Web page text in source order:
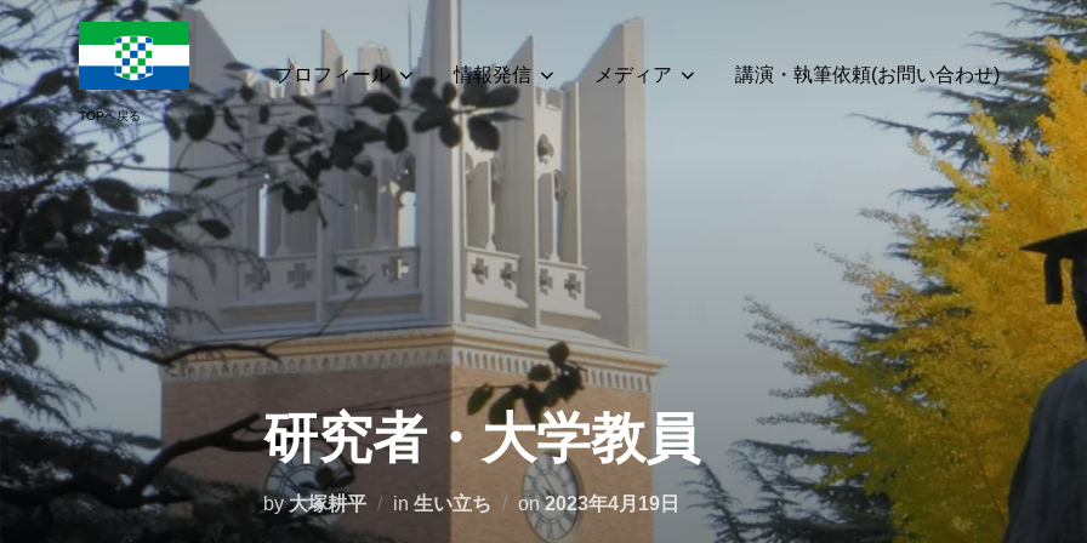
コ
ン
テ
ン
ツ
へ
ス
キ
ッ
プ
プロフィール 情報発信 メディア 講演・執筆依頼(お問い合わせ)
研究者・大学教員
by大塚耕平 in 生い立ち on投
稿
2023年4月19日